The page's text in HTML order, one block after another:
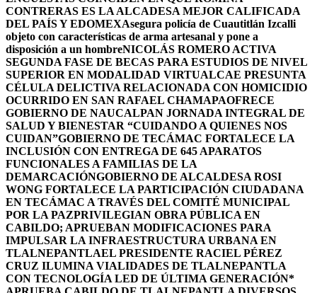
CONTRERAS ES LA ALCADESA MEJOR CALIFICADA
DEL PAÍS Y EDOMEXAsegura policía de Cuautitlán Izcalli
objeto con características de arma artesanal y pone a
disposición a un hombreNICOLÁS ROMERO ACTIVA
SEGUNDA FASE DE BECAS PARA ESTUDIOS DE NIVEL
SUPERIOR EN MODALIDAD VIRTUALCAE PRESUNTA
CÉLULA DELICTIVA RELACIONADA CON HOMICIDIO
OCURRIDO EN SAN RAFAEL CHAMAPAOFRECE
GOBIERNO DE NAUCALPAN JORNADA INTEGRAL DE
SALUD Y BIENESTAR “CUIDANDO A QUIENES NOS
CUIDAN”GOBIERNO DE TECÁMAC FORTALECE LA
INCLUSIÓN CON ENTREGA DE 645 APARATOS
FUNCIONALES A FAMILIAS DE LA
DEMARCACIÓNGOBIERNO DE ALCALDESA ROSI
WONG FORTALECE LA PARTICIPACIÓN CIUDADANA
EN TECÁMAC A TRAVÉS DEL COMITÉ MUNICIPAL
POR LA PAZPRIVILEGIAN OBRA PÚBLICA EN
CABILDO; APRUEBAN MODIFICACIONES PARA
IMPULSAR LA INFRAESTRUCTURA URBANA EN
TLALNEPANTLAEL PRESIDENTE RACIEL PÉREZ
CRUZ ILUMINA VIALIDADES DE TLALNEPANTLA
CON TECNOLOGÍA LED DE ÚLTIMA GENERACIÓN*